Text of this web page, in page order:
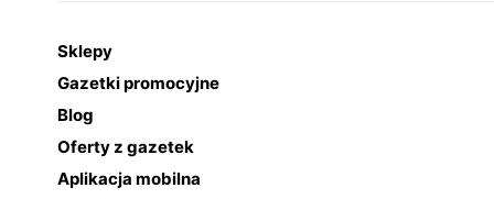
Sklepy
Gazetki promocyjne
Blog
Oferty z gazetek
Aplikacja mobilna